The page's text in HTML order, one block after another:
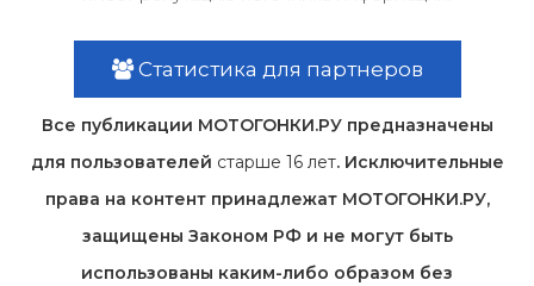
Статистика для партнеров
Все публикации МОТОГОНКИ.РУ предназначены
для пользователей старше 16 лет. Исключительные
права на контент принадлежат МОТОГОНКИ.РУ,
защищены Законом РФ и не могут быть
использованы каким-либо образом без